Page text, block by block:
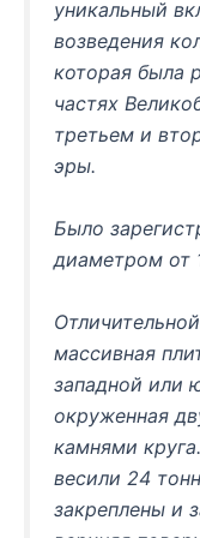
уникальный
возведения
которая была
частях
третьем и
эры.
Было
диаметром от
массивная
западной или
окруженная
камнями
весили 24
закреплены и